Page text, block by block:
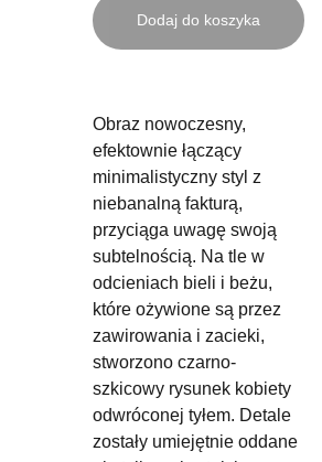
Dodaj do koszyka
Obraz nowoczesny,
efektownie łączący
minimalistyczny styl z
niebanalną fakturą,
przyciąga uwagę swoją
subtelnością. Na tle w
odcieniach bieli i beżu,
które ożywione są przez
zawirowania i zacieki,
stworzono czarno-
szkicowy rysunek kobiety
odwróconej tyłem. Detale
zostały umiejętnie oddane